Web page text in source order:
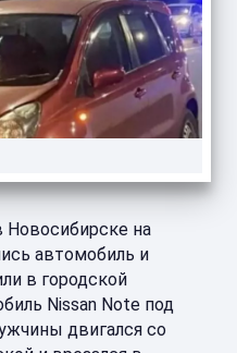
на
автомобиль и
в городской
Nissan Note под
двигался со